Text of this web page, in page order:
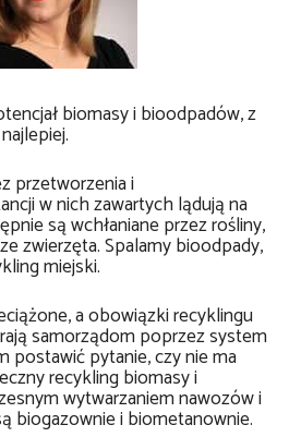
biomasy i bioodpadów, z
przetworzenia i
w nich zawartych lądują na
są wchłaniane przez rośliny,
zwierzęta. Spalamy bioodpady,
miejski.
a obowiązki recyklingu
samorządom poprzez system
postawić pytanie, czy nie ma
recykling biomasy i
wytwarzaniem nawozów i
biogazownie i biometanownie.